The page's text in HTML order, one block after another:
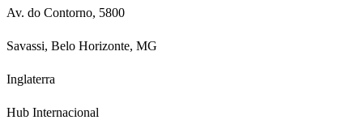
Av. do Contorno, 5800
Savassi, Belo Horizonte, MG
Inglaterra
Hub Internacional